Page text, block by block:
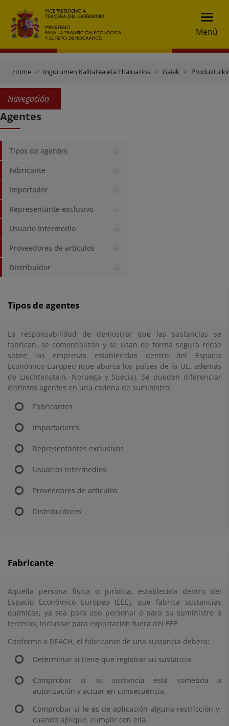
Menú
Home Ingurumen Kalitatea eta Ebaluazioa Gaiak Produktu
Navegación
Agentes
Tipos de agentes
Fabricante
Importador
Representante exclusivo
Usuario intermedio
Proveedores de artículos
Distribuidor
Tipos de agentes
La responsabilidad de demostrar que las sustancias se
fabrican, se comercializan y se usan de forma segura recae
sobre las empresas establecidas dentro del Espacio
Económico Europeo (que abarca los países de la UE, además
de Liechtenstein, Noruega y Suecia). Se pueden diferenciar
distintos agentes en una cadena de suministro:
Fabricantes
Importadores
Representantes exclusivos
Usuarios intermedios
Proveedores de artículos
Distribuidores
Fabricante
Aquella persona física o jurídica, establecida dentro del
Espacio Económico Europeo (EEE), que fabrica sustancias
químicas, ya sea para uso personal o para su suministro a
terceros, inclusive para exportación fuera del EEE.
Conforme a REACH, el fabricante de una sustancia deberá:
Determinar si tiene que registrar su sustancia.
Comprobar si su sustancia está sometida a
autorización y actuar en consecuencia.
Comprobar si le es de aplicación alguna restricción y,
cuando aplique, cumplir con ella.